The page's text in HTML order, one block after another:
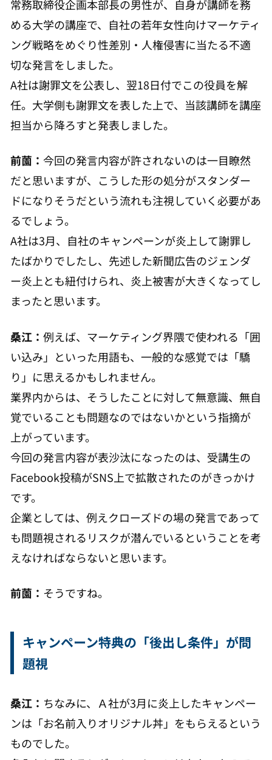
常務取締役企画本部長の男性が、自身が講師を務
める大学の講座で、自社の若年女性向けマーケティ
ング戦略をめぐり性差別・人権侵害に当たる不適
切な発言をしました。
A社は謝罪文を公表し、翌18日付でこの役員を解
任。大学側も謝罪文を表した上で、当該講師を講座
担当から降ろすと発表しました。
前薗： 今回の発言内容が許されないのは一目瞭然
だと思いますが、こうした形の処分がスタンダー
ドになりそうだという流れも注視していく必要があ
るでしょう。
A社は3月、自社のキャンペーンが炎上して謝罪し
たばかりでしたし、先述した新聞広告のジェンダ
ー炎上とも紐付けられ、炎上被害が大きくなってし
まったと思います。
桑江：例えば、マーケティング界隈で使われる「囲
い込み」といった用語も、一般的な感覚では「驕
り」に思えるかもしれません。
業界内からは、そうしたことに対して無意識、無自
覚でいることも問題なのではないかという指摘が
上がっています。
今回の発言内容が表沙汰になったのは、受講生の
Facebook投稿がSNS上で拡散されたのがきっかけ
です。
企業としては、例えクローズドの場の発言であって
も問題視されるリスクが潜んでいるということを考
えなければならないと思います。
前薗： そうですね。
キャンペーン特典の「後出し条件」が問
題視
桑江： ちなみに、Ａ社が3月に炎上したキャンペー
ンは「お名前入りオリジナル丼」をもらえるという
ものでした。